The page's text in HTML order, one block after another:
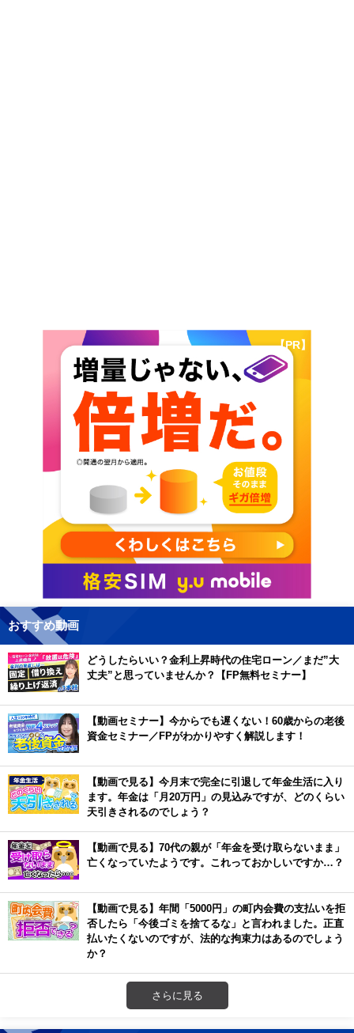
【PR】
おすすめ動画
どうしたらいい？金利上昇時代の住宅ローン／まだ”大
丈夫”と思っていませんか？【FP無料セミナー】
【動画セミナー】今からでも遅くない！60歳からの老後
資金セミナー／FPがわかりやすく解説します！
【動画で見る】今月末で完全に引退して年金生活に入り
ます。年金は「月20万円」の見込みですが、どのくらい
天引きされるのでしょう？
【動画で見る】70代の親が「年金を受け取らないまま」
亡くなっていたようです。これっておかしいですか…？
【動画で見る】年間「5000円」の町内会費の支払いを拒
否したら「今後ゴミを捨てるな」と言われました。正直
払いたくないのですが、法的な拘束力はあるのでしょう
か？
さらに見る